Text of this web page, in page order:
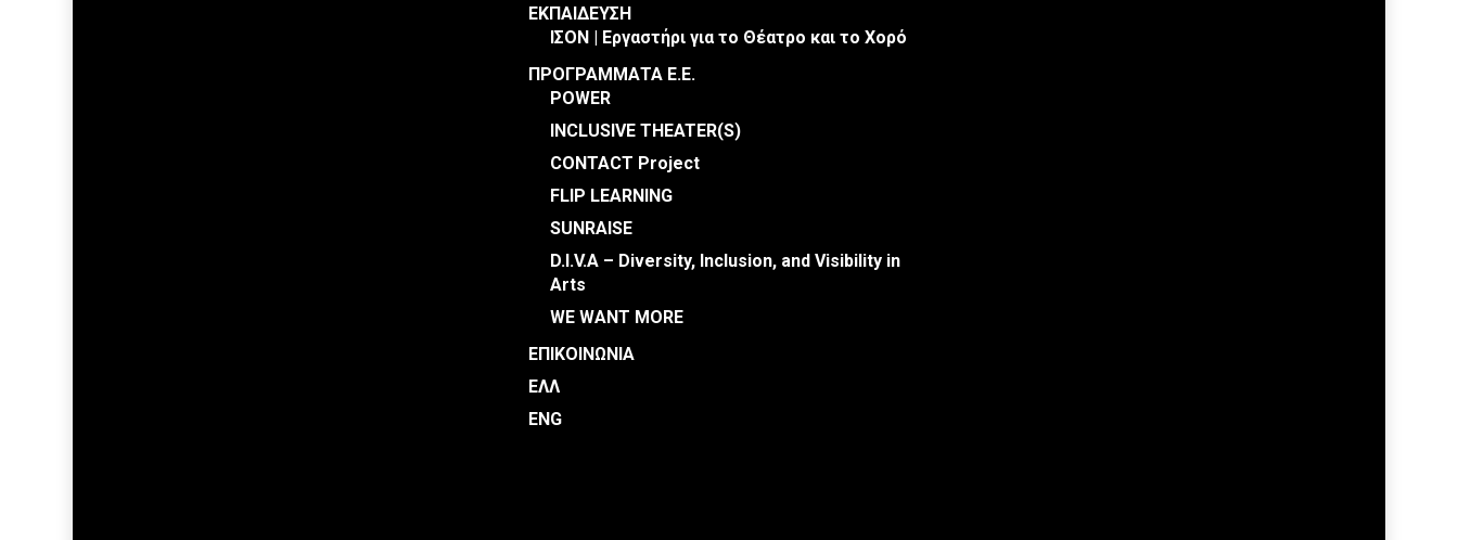
ΕΚΠΑΙΔΕΥΣΗ
ΙΣΟΝ | Εργαστήρι για το Θέατρο και το Χορό
ΠΡΟΓΡΑΜΜΑΤΑ Ε.Ε.
POWER
INCLUSIVE THEATER(S)
CONTACT Project
FLIP LEARNING
SUNRAISE
D.I.V.A – Diversity, Inclusion, and Visibility in
Arts
WE WANT MORE
ΕΠΙΚΟΙΝΩΝΙΑ
ΕΛΛ
ENG